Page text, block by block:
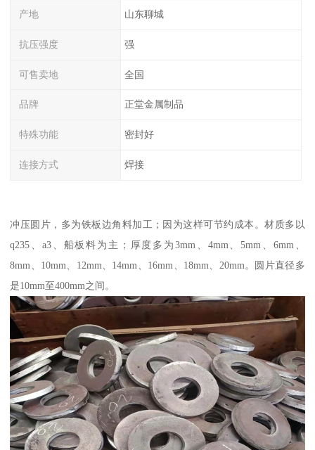
产地 山东聊城
抗压强度 强
可售卖地 全国
品牌 正堂金属制品
特殊功能 密封好
连接方式 焊接
冲压圆片，多为铁板边角料加工；因为这样可节约成本。材质多以
q235、a3、船板料为主；厚度多为3mm、4mm、5mm、6mm、
8mm、10mm、12mm、14mm、16mm、18mm、20mm。圆片直径多
是10mm至400mm之间。